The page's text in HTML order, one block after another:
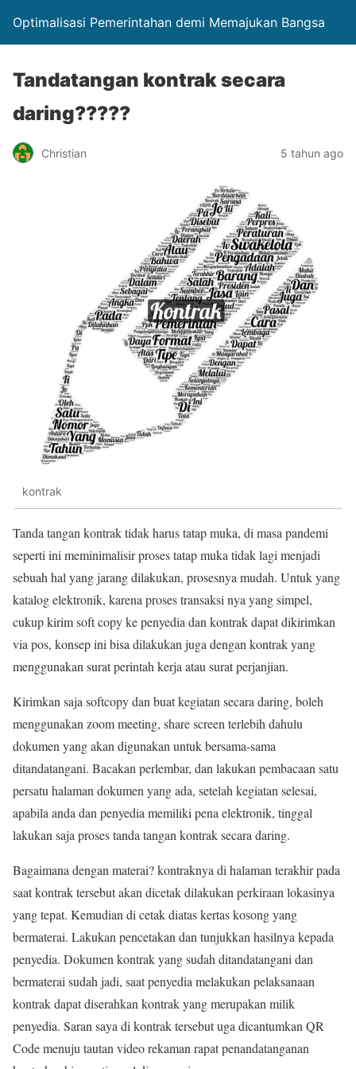
Optimalisasi Pemerintahan demi Memajukan Bangsa
Tandatangan kontrak secara
daring?????
Christian 5 tahun ago
kontrak
Tanda tangan kontrak tidak harus tatap muka, di masa pandemi
seperti ini meminimalisir proses tatap muka tidak lagi menjadi
sebuah hal yang jarang dilakukan, prosesnya mudah. Untuk yang
katalog elektronik, karena proses transaksi nya yang simpel,
cukup kirim soft copy ke penyedia dan kontrak dapat dikirimkan
via pos, konsep ini bisa dilakukan juga dengan kontrak yang
menggunakan surat perintah kerja atau surat perjanjian.
Kirimkan saja softcopy dan buat kegiatan secara daring, boleh
menggunakan zoom meeting, share screen terlebih dahulu
dokumen yang akan digunakan untuk bersama-sama
ditandatangani. Bacakan perlembar, dan lakukan pembacaan satu
persatu halaman dokumen yang ada, setelah kegiatan selesai,
apabila anda dan penyedia memiliki pena elektronik, tinggal
lakukan saja proses tanda tangan kontrak secara daring.
Bagaimana dengan materai? kontraknya di halaman terakhir pada
saat kontrak tersebut akan dicetak dilakukan perkiraan lokasinya
yang tepat. Kemudian di cetak diatas kertas kosong yang
bermaterai. Lakukan pencetakan dan tunjukkan hasilnya kepada
penyedia. Dokumen kontrak yang sudah ditandatangani dan
bermaterai sudah jadi, saat penyedia melakukan pelaksanaan
kontrak dapat diserahkan kontrak yang merupakan milik
penyedia. Saran saya di kontrak tersebut uga dicantumkan QR
Code menuju tautan video rekaman rapat penandatanganan